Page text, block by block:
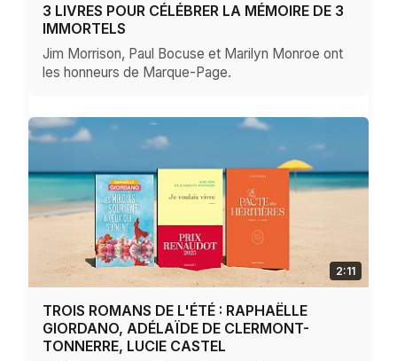
3 LIVRES POUR CÉLÉBRER LA MÉMOIRE DE 3
IMMORTELS
Jim Morrison, Paul Bocuse et Marilyn Monroe ont
les honneurs de Marque-Page.
2:11
TROIS ROMANS DE L'ÉTÉ : RAPHAËLLE
GIORDANO, ADÉLAÏDE DE CLERMONT-
TONNERRE, LUCIE CASTEL